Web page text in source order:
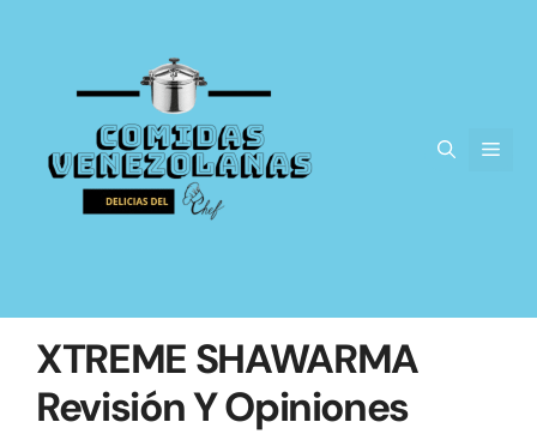
contenido
XTREME SHAWARMA
Revisión Y Opiniones